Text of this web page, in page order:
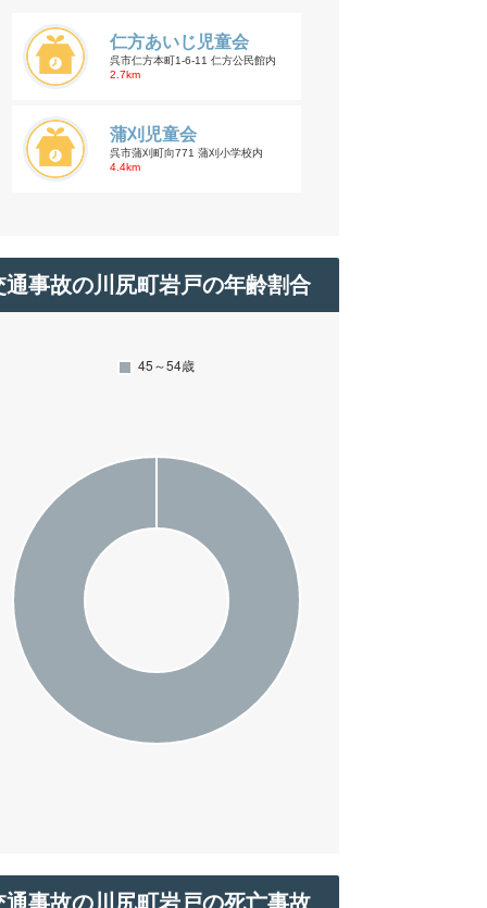
仁方あいじ児童会
呉市仁方本町1-6-11 仁方公民館内
2.7km
蒲刈児童会
呉市蒲刈町向771 蒲刈小学校内
4.4km
通事故の川尻町岩戸の年齢割合
通事故の川尻町岩戸の死亡事故